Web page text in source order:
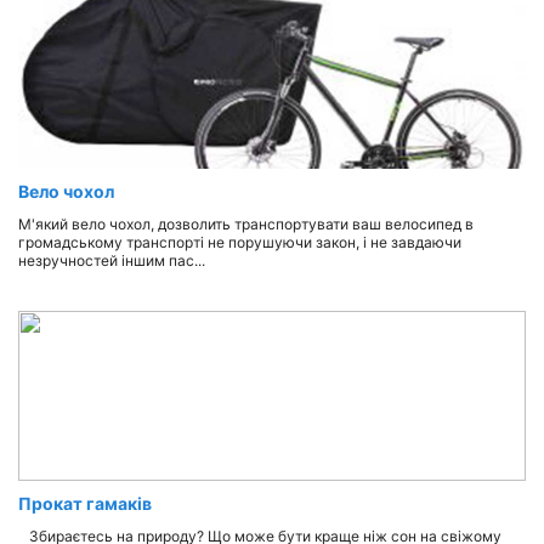
Вело чохол
М'який вело чохол, дозволить транспортувати ваш велосипед в
громадському транспорті не порушуючи закон, і не завдаючи
незручностей іншим пас...
Прокат гамаків
Збираєтесь на природу? Що може бути краще ніж сон на свіжому